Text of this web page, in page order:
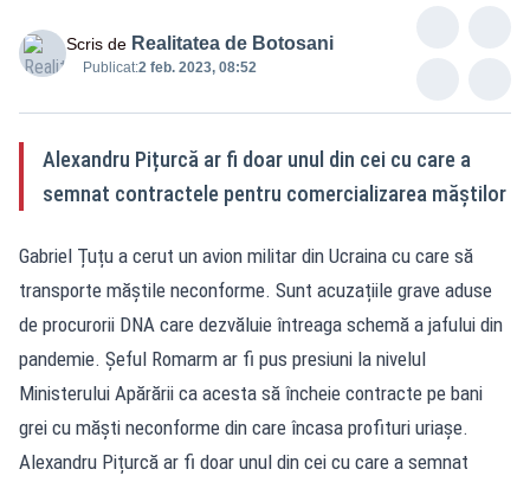
Scris de Realitatea de Botosani
Publicat:2 feb. 2023, 08:52
Alexandru Pițurcă ar fi doar unul din cei cu care a
semnat contractele pentru comercializarea măștilor
Gabriel Țuțu a cerut un avion militar din Ucraina cu care să
transporte măștile neconforme. Sunt acuzațiile grave aduse
de procurorii DNA care dezvăluie întreaga schemă a jafului din
pandemie. Șeful Romarm ar fi pus presiuni la nivelul
Ministerului Apărării ca acesta să încheie contracte pe bani
grei cu măști neconforme din care încasa profituri uriașe.
Alexandru Pițurcă ar fi doar unul din cei cu care a semnat